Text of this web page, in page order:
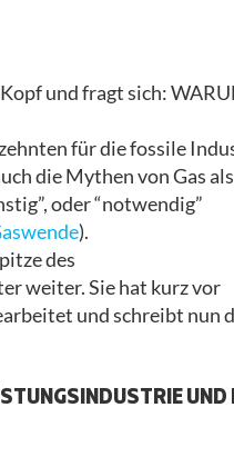
und fragt sich:
für die fossile
die Mythen von Gas als
oder “notwendig”
).
des
weiter. Sie hat kurz vor
und schreibt nun
UND